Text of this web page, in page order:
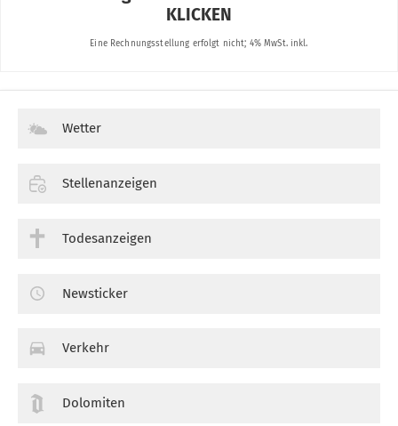
Wetter
Stellenanzeigen
Todesanzeigen
Newsticker
Verkehr
Dolomiten